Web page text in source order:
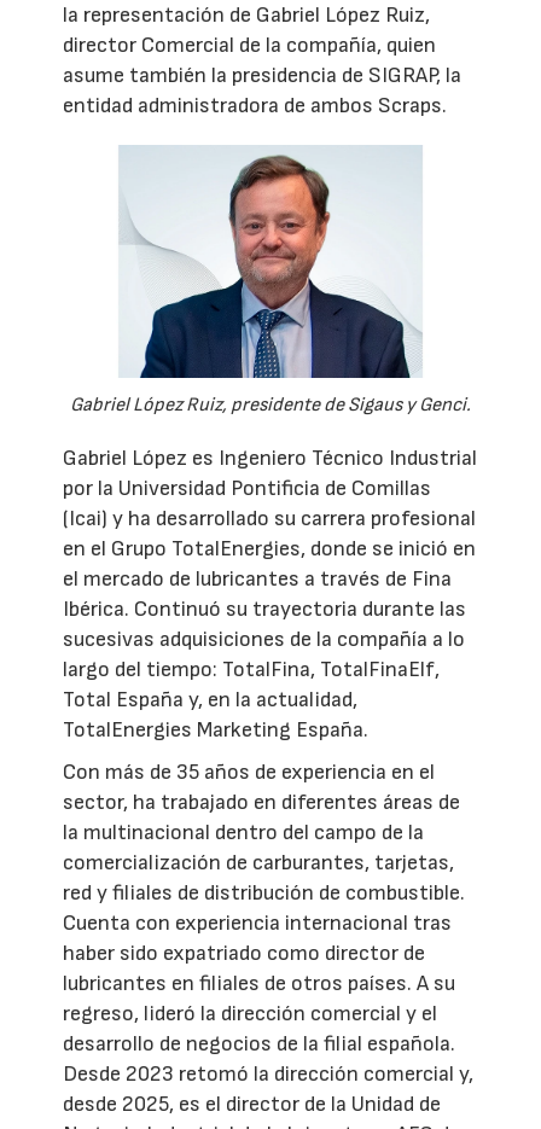
la representación de Gabriel López Ruiz,
director Comercial de la compañía, quien
asume también la presidencia de SIGRAP, la
entidad administradora de ambos Scraps.
Gabriel López Ruiz, presidente de Sigaus y Genci.
Gabriel López es Ingeniero Técnico Industrial
por la Universidad Pontificia de Comillas
(Icai) y ha desarrollado su carrera profesional
en el Grupo TotalEnergies, donde se inició en
el mercado de lubricantes a través de Fina
Ibérica. Continuó su trayectoria durante las
sucesivas adquisiciones de la compañía a lo
largo del tiempo: TotalFina, TotalFinaElf,
Total España y, en la actualidad,
TotalEnergies Marketing España.
Con más de 35 años de experiencia en el
sector, ha trabajado en diferentes áreas de
la multinacional dentro del campo de la
comercialización de carburantes, tarjetas,
red y filiales de distribución de combustible.
Cuenta con experiencia internacional tras
haber sido expatriado como director de
lubricantes en filiales de otros países. A su
regreso, lideró la dirección comercial y el
desarrollo de negocios de la filial española.
Desde 2023 retomó la dirección comercial y,
desde 2025, es el director de la Unidad de